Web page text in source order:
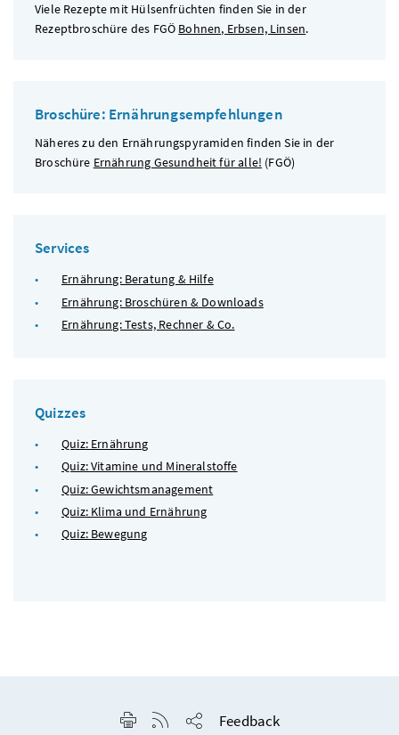
Viele Rezepte mit Hülsenfrüchten finden Sie in der
Rezeptbroschüre des FGÖ Bohnen, Erbsen, Linsen.
Broschüre: Ernährungsempfehlungen
Näheres zu den Ernährungspyramiden finden Sie in der
Broschüre Ernährung Gesundheit für alle! (FGÖ)
Services
Ernährung: Beratung & Hilfe
Ernährung: Broschüren & Downloads
Ernährung: Tests, Rechner & Co.
Quizzes
Quiz: Ernährung
Quiz: Vitamine und Mineralstoffe
Quiz: Gewichtsmanagement
Quiz: Klima und Ernährung
Quiz: Bewegung
Seite drucken
RSS-Feed anzeigen
Feedback